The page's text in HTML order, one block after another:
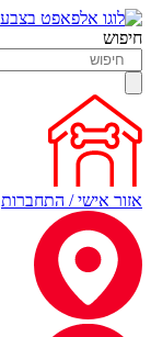
חיפוש
אזור אישי / התחברות